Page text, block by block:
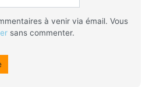
à venir via émail. Vous
sans commenter.